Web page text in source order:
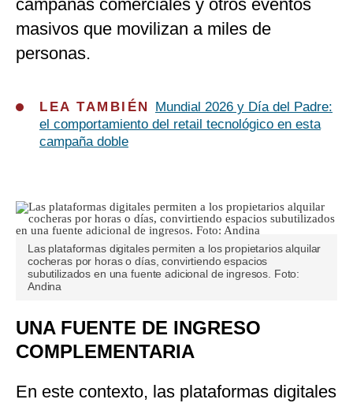
campañas comerciales y otros eventos
masivos que movilizan a miles de
personas.
LEA TAMBIÉN
Mundial 2026 y Día del Padre:
el comportamiento del retail tecnológico en esta
campaña doble
Las plataformas digitales permiten a los propietarios alquilar
cocheras por horas o días, convirtiendo espacios
subutilizados en una fuente adicional de ingresos. Foto:
Andina
UNA FUENTE DE INGRESO
COMPLEMENTARIA
En este contexto, las plataformas digitales